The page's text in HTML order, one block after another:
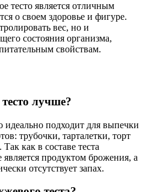
тесто является отличным
о своем здоровье и фигуре.
вес, но и
состояния организма,
свойствам.
лучше?
идеально подходит для выпечки
трубочки, тарталетки, торт
как в составе теста
продуктом брожения, а
отсутствует запах.